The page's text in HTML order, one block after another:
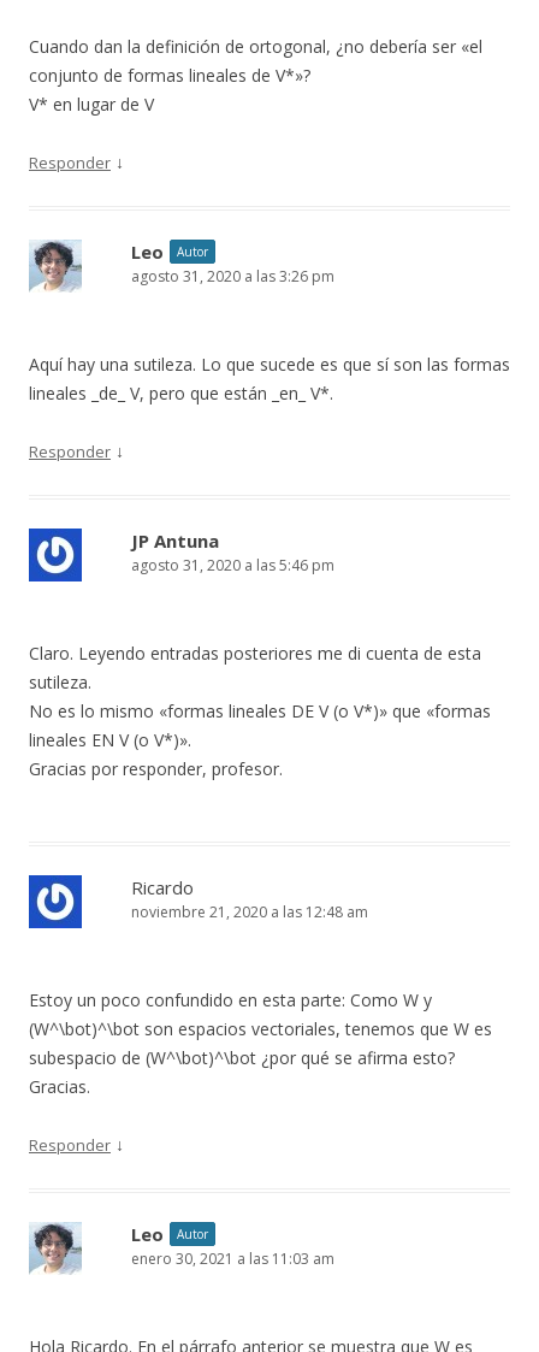
Cuando dan la definición de ortogonal, ¿no debería ser «el
conjunto de formas lineales de V*»?
V* en lugar de V
Responder ↓
Leo Autor
agosto 31, 2020 a las 3:26 pm
Aquí hay una sutileza. Lo que sucede es que sí son las formas
lineales _de_ V, pero que están _en_ V*.
Responder ↓
JP Antuna
agosto 31, 2020 a las 5:46 pm
Claro. Leyendo entradas posteriores me di cuenta de esta
sutileza.
No es lo mismo «formas lineales DE V (o V*)» que «formas
lineales EN V (o V*)».
Gracias por responder, profesor.
Ricardo
noviembre 21, 2020 a las 12:48 am
Estoy un poco confundido en esta parte: Como W y
(W^\bot)^\bot son espacios vectoriales, tenemos que W es
subespacio de (W^\bot)^\bot ¿por qué se afirma esto?
Gracias.
Responder ↓
Leo Autor
enero 30, 2021 a las 11:03 am
Hola Ricardo. En el párrafo anterior se muestra que W es